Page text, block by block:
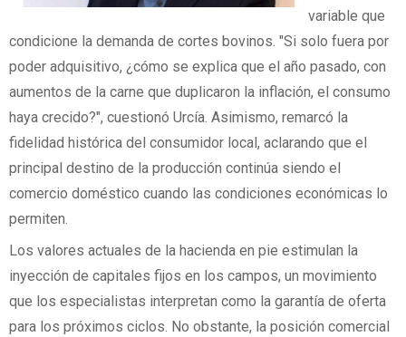
variable que
condicione la demanda de cortes bovinos. "Si solo fuera por
poder adquisitivo, ¿cómo se explica que el año pasado, con
aumentos de la carne que duplicaron la inflación, el consumo
haya crecido?", cuestionó Urcía. Asimismo, remarcó la
fidelidad histórica del consumidor local, aclarando que el
principal destino de la producción continúa siendo el
comercio doméstico cuando las condiciones económicas lo
permiten.
Los valores actuales de la hacienda en pie estimulan la
inyección de capitales fijos en los campos, un movimiento
que los especialistas interpretan como la garantía de oferta
para los próximos ciclos. No obstante, la posición comercial